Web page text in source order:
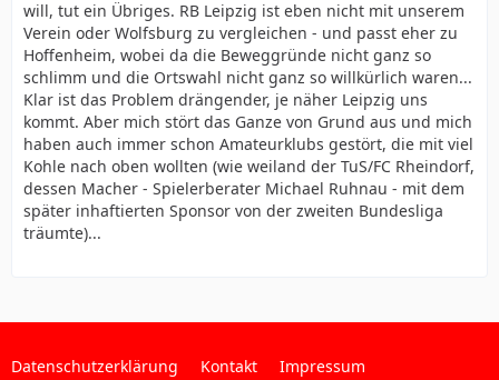
will, tut ein Übriges. RB Leipzig ist eben nicht mit unserem
Verein oder Wolfsburg zu vergleichen - und passt eher zu
Hoffenheim, wobei da die Beweggründe nicht ganz so
schlimm und die Ortswahl nicht ganz so willkürlich waren...
Klar ist das Problem drängender, je näher Leipzig uns
kommt. Aber mich stört das Ganze von Grund aus und mich
haben auch immer schon Amateurklubs gestört, die mit viel
Kohle nach oben wollten (wie weiland der TuS/FC Rheindorf,
dessen Macher - Spielerberater Michael Ruhnau - mit dem
später inhaftierten Sponsor von der zweiten Bundesliga
träumte)...
Datenschutzerklärung Kontakt Impressum